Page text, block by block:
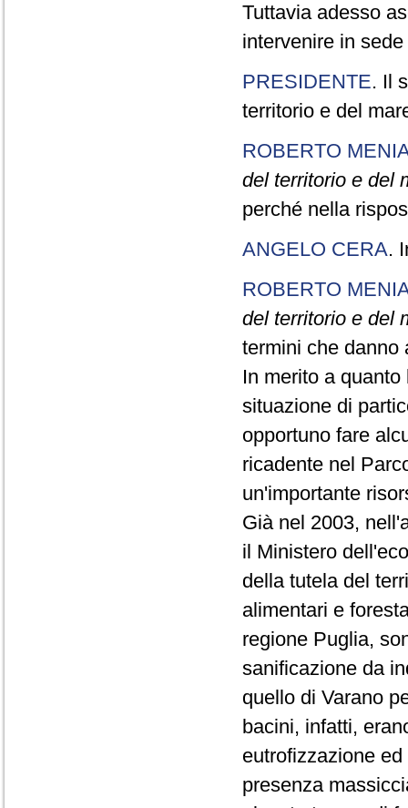
Tuttavia adesso
intervenire in
PRESIDENTE. Il
territorio e del
ROBERTO
del territorio e del
perché nella
ANGELO CERA.
ROBERTO
del territorio e del
termini che danno
In merito a
situazione di
opportuno fare
ricadente nel
un'importante
Già nel 2003,
il Ministero
della tutela del
alimentari e
regione Puglia,
sanificazione da
quello di Varano
bacini, infatti,
eutrofizzazione
presenza